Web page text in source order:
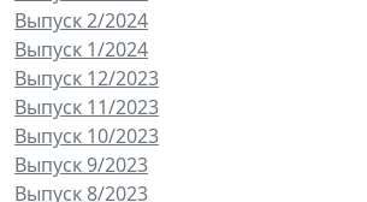
Выпуск 2/2024
Выпуск 1/2024
Выпуск 12/2023
Выпуск 11/2023
Выпуск 10/2023
Выпуск 9/2023
Выпуск 8/2023